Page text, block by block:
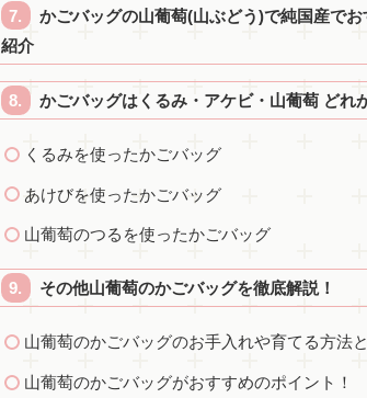
かごバッグの山葡萄(山ぶどう)で純国産で
紹介
かごバッグはくるみ・アケビ・山葡萄 どれ
くるみを使ったかごバッグ
あけびを使ったかごバッグ
山葡萄のつるを使ったかごバッグ
その他山葡萄のかごバッグを徹底解説！
山葡萄のかごバッグのお手入れや育てる方法
山葡萄のかごバッグがおすすめのポイント！